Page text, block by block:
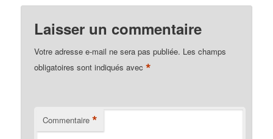
Laisser un commentaire
Votre adresse e-mail ne sera pas publiée. Les champs
obligatoires sont indiqués avec*
Commentaire *